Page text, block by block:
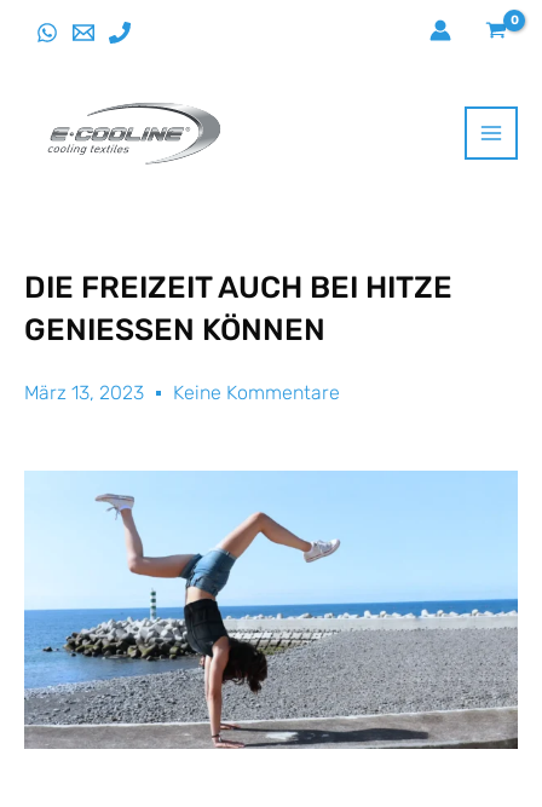
DIE FREIZEIT AUCH BEI HITZE
GENIESSEN KÖNNEN
März 13, 2023 Keine Kommentare